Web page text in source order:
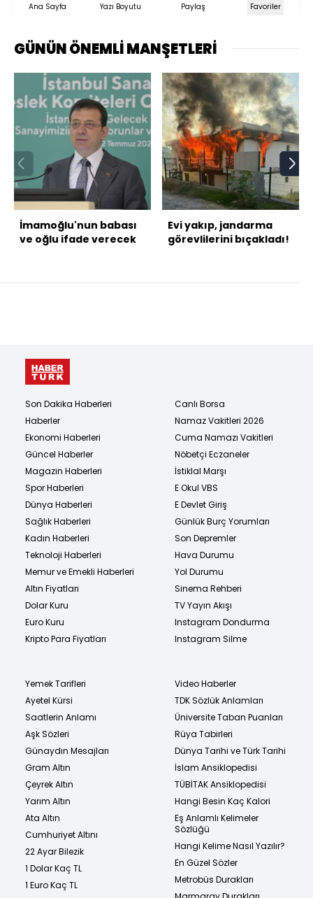
Ana Sayfa Yazı Boyutu Paylaş Favoriler
GÜNÜN ÖNEMLİ MANŞETLERİ
İmamoğlu'nun babası
ve oğlu ifade verecek
Evi yakıp, jandarma
görevlilerini bıçakladı!
Son Dakika Haberleri
Haberler
Ekonomi Haberleri
Güncel Haberler
Magazin Haberleri
Spor Haberleri
Dünya Haberleri
Sağlık Haberleri
Kadın Haberleri
Teknoloji Haberleri
Memur ve Emekli Haberleri
Altın Fiyatları
Dolar Kuru
Euro Kuru
Kripto Para Fiyatları
Canlı Borsa
Namaz Vakitleri 2026
Cuma Namazı Vakitleri
Nöbetçi Eczaneler
İstiklal Marşı
E Okul VBS
E Devlet Giriş
Günlük Burç Yorumları
Son Depremler
Hava Durumu
Yol Durumu
Sinema Rehberi
TV Yayın Akışı
Instagram Dondurma
Instagram Silme
Yemek Tarifleri
Ayetel Kürsi
Saatlerin Anlamı
Aşk Sözleri
Günaydın Mesajları
Gram Altın
Çeyrek Altın
Yarım Altın
Ata Altın
Cumhuriyet Altını
22 Ayar Bilezik
1 Dolar Kaç TL
1 Euro Kaç TL
Video Haberler
TDK Sözlük Anlamları
Üniversite Taban Puanları
Rüya Tabirleri
Dünya Tarihi ve Türk Tarihi
İslam Ansiklopedisi
TÜBİTAK Ansiklopedisi
Hangi Besin Kaç Kalori
Eş Anlamlı Kelimeler
Sözlüğü
Hangi Kelime Nasıl Yazılır?
En Güzel Sözler
Metrobüs Durakları